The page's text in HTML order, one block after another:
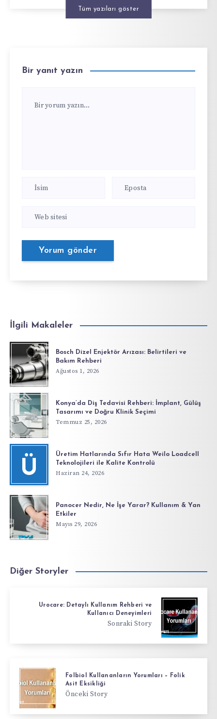
Tüm yazıları göster
Bir yanıt yazın
İlgili Makaleler
Bosch Dizel Enjektör Arızası: Belirtileri ve
Bakım Rehberi
Ağustos 1, 2026
Konya’da Diş Tedavisi Rehberi: İmplant, Gülüş
Tasarımı ve Doğru Klinik Seçimi
Temmuz 25, 2026
Ü
Üretim Hatlarında Sıfır Hata Weilo Loadcell
Teknolojileri ile Kalite Kontrolü
Haziran 24, 2026
Panocer Nedir, Ne İşe Yarar? Kullanım & Yan
Etkiler
Mayıs 29, 2026
Diğer Storyler
Urocare: Detaylı Kullanım Rehberi ve
Kullanıcı Deneyimleri
Sonraki Story
Folbiol Kullananların Yorumları – Folik
Asit Eksikliği
Önceki Story